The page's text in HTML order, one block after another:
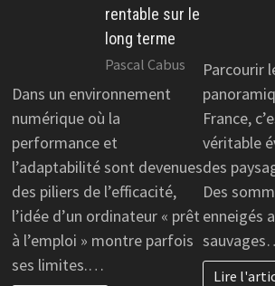
rentable sur le
long terme
Pascal Cabus
Dans un environnement
numérique où la
performance et
l’adaptabilité sont devenues
des piliers de l’efficacité,
l’idée d’un ordinateur « prêt
à l’emploi » montre parfois
ses limites.…
Parcourir
France,
véritable
des
Des
enneigés
Lire